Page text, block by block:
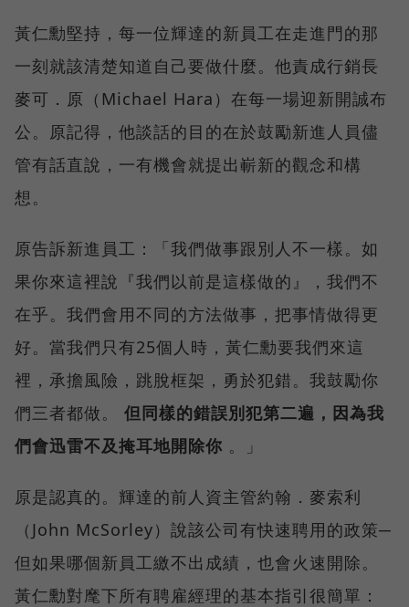
黃仁勳堅持，每一位輝達的新員工在走進門的那
一刻就該清楚知道自己要做什麼。他責成行銷長
麥可．原（Michael Hara）在每一場迎新開誠布
公。原記得，他談話的目的在於鼓勵新進人員儘
管有話直說，一有機會就提出嶄新的觀念和構
想。
原告訴新進員工：「我們做事跟別人不一樣。如
果你來這裡說『我們以前是這樣做的』，我們不
在乎。我們會用不同的方法做事，把事情做得更
好。當我們只有25個人時，黃仁勳要我們來這
裡，承擔風險，跳脫框架，勇於犯錯。我鼓勵你
們三者都做。 但同樣的錯誤別犯第二遍，因為我
們會迅雷不及掩耳地開除你 。」
原是認真的。輝達的前人資主管約翰．麥索利
（John McSorley）說該公司有快速聘用的政策─
但如果哪個新員工繳不出成績，也會火速開除。
黃仁勳對麾下所有聘雇經理的基本指引很簡單：